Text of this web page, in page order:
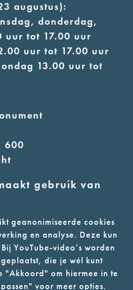
gebruik van
geanonimiseerde cookies
en analyse. Deze kun
YouTube-video’s worden
die je wél kunt
"Akkoord" om hiermee in te
voor meer opties.
augustus):
donderdag,
uur tot 17.00 uur
uur tot 17.00 uur
13.00 uur tot
600
vakken of in de
(begane grond)